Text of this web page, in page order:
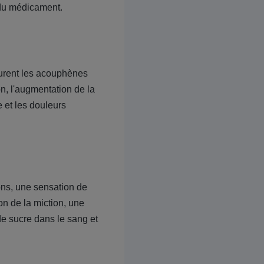
médicament.
les acouphènes
l'augmentation de la
et les douleurs
une sensation de
de la miction, une
sucre dans le sang et